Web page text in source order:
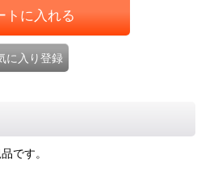
トに入れる
に入り登録
です。